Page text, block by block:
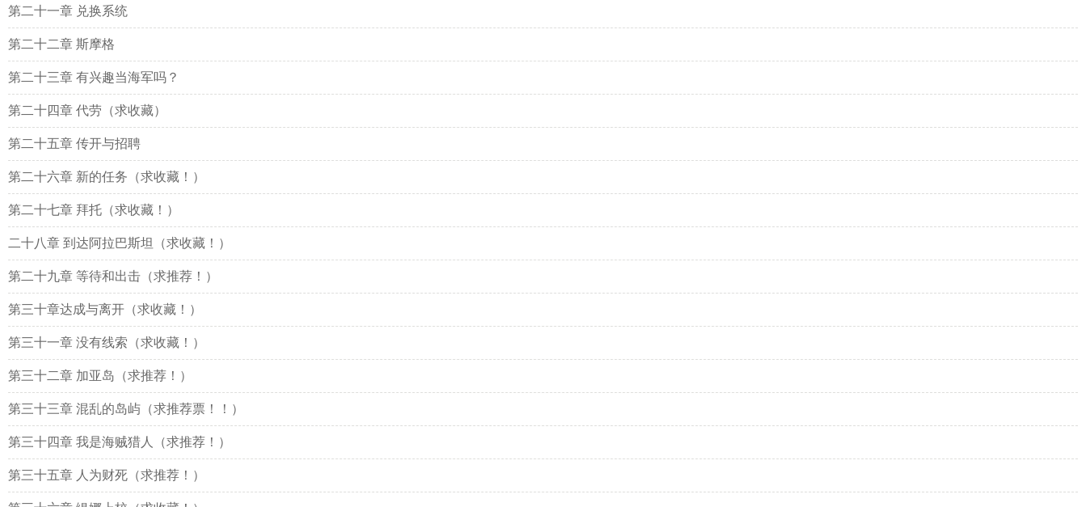
第二十一章 兑换系统
第二十二章 斯摩格
第二十三章 有兴趣当海军吗？
第二十四章 代劳（求收藏）
第二十五章 传开与招聘
第二十六章 新的任务（求收藏！）
第二十七章 拜托（求收藏！）
二十八章 到达阿拉巴斯坦（求收藏！）
第二十九章 等待和出击（求推荐！）
第三十章达成与离开（求收藏！）
第三十一章 没有线索（求收藏！）
第三十二章 加亚岛（求推荐！）
第三十三章 混乱的岛屿（求推荐票！！）
第三十四章 我是海贼猎人（求推荐！）
第三十五章 人为财死（求推荐！）